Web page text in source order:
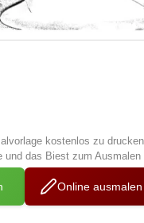
kostenlos zu
und das Biest zum Ausmalen
Online ausmalen